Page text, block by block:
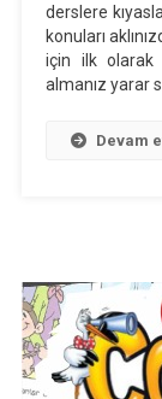
derslere
konuları
için ilk olarak
almanız yarar
Devam